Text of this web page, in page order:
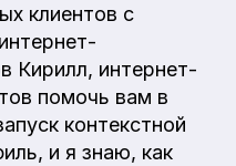
клиентов с
Кирилл, интернет-
помочь вам в
контекстной
и я знаю, как